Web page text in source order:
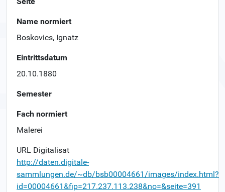
Name normiert
Boskovics, Ignatz
Eintrittsdatum
20.10.1880
Semester
Fach normiert
Malerei
URL Digitalisat
http://daten.digitale-
sammlungen.de/~db/bsb00004661/images/index.html?
id=00004661&fip=217.237.113.238&no=&seite=391